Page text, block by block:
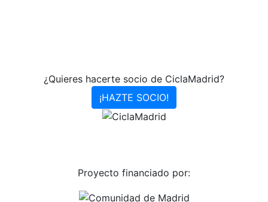
¿Quieres hacerte socio de CiclaMadrid?
¡HAZTE SOCIO!
Proyecto financiado por: